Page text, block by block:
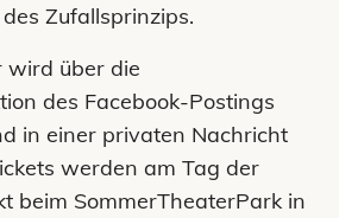
Zufallsprinzips.
wird über die
des Facebook-Postings
in einer privaten Nachricht
werden am Tag der
beim SommerTheaterPark in